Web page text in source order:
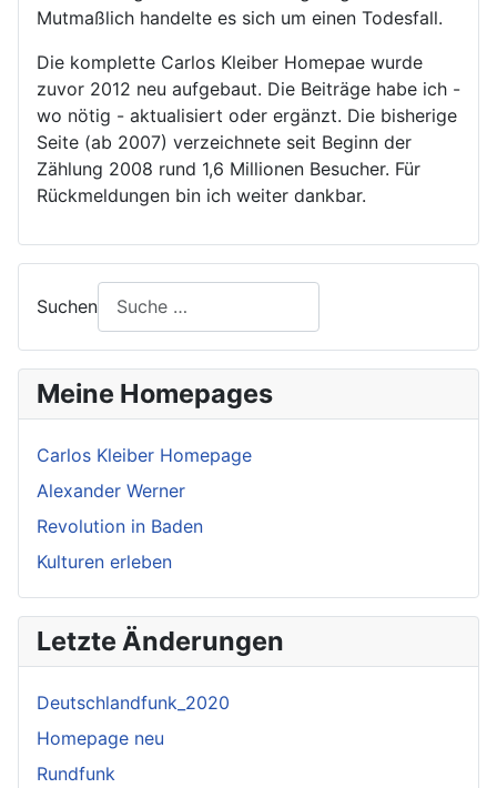
Mutmaßlich handelte es sich um einen Todesfall.
Die komplette Carlos Kleiber Homepae wurde
zuvor 2012 neu aufgebaut. Die Beiträge habe ich -
wo nötig - aktualisiert oder ergänzt. Die bisherige
Seite (ab 2007) verzeichnete seit Beginn der
Zählung 2008 rund 1,6 Millionen Besucher. Für
Rückmeldungen bin ich weiter dankbar.
Suchen
Meine Homepages
Carlos Kleiber Homepage
Alexander Werner
Revolution in Baden
Kulturen erleben
Letzte Änderungen
Deutschlandfunk_2020
Homepage neu
Rundfunk